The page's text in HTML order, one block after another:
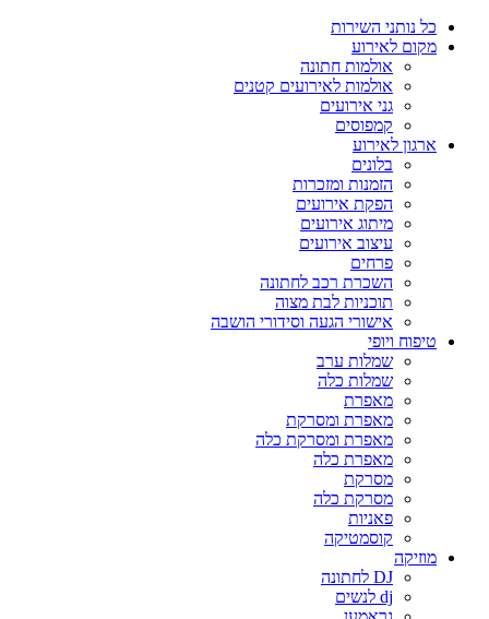
כל נותני השירות
מקום לאירוע
אולמות חתונה
אולמות לאירועים קטנים
גני אירועים
קמפוסים
ארגון לאירוע
בלונים
הזמנות ומזכרות
הפקת אירועים
מיתוג אירועים
עיצוב אירועים
פרחים
השכרת רכב לחתונה
תוכניות לבת מצוה
אישורי הגעה וסידורי הושבה
טיפוח ויופי
שמלות ערב
שמלות כלה
מאפרת
מאפרת ומסרקת
מאפרת ומסרקת כלה
מאפרת כלה
מסרקת
מסרקת כלה
פאניות
קוסמטיקה
מוזיקה
DJ לחתונה
dj לנשים